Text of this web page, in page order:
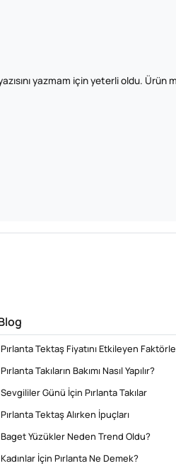
yazmam için yeterli oldu. Ürün
Pırlanta Tektaş Fiyatını Etkileyen
Pırlanta Takıların Bakımı Nasıl Yapılır?
Sevgililer Günü İçin Pırlanta Takılar
Pırlanta Tektaş Alırken İpuçları
Baget Yüzükler Neden Trend Oldu?
Kadınlar İçin Pırlanta Ne Demek?